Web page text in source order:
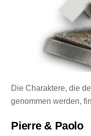
Die Charaktere, die
genommen werden,
Pierre & Paolo